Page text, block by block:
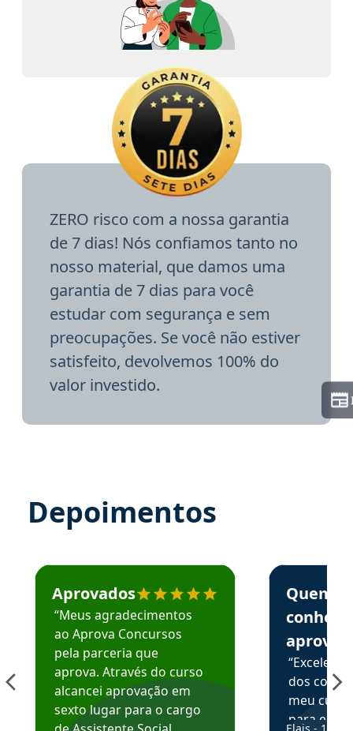
ZERO risco com a nossa garantia
de 7 dias! Nós confiamos tanto no
nosso material, que damos uma
garantia de 7 dias para você
estudar com segurança e sem
preocupações. Se você não estiver
satisfeito, devolvemos 100% do
valor investido.
Depoimentos
Estudante José recomenda o Aprova Concursos em
Aprovados
“Meus agradecimentos
ao Aprova Concursos
pela parceria que
aprova. Através do curso
alcancei aprovação em
sexto lugar para o cargo
Estudante
Quem
aprova
dos
meu
para